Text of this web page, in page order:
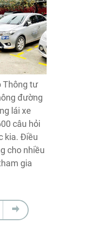
Thông tư
đường
lái xe
câu hỏi
kia. Điều
cho nhiều
gia